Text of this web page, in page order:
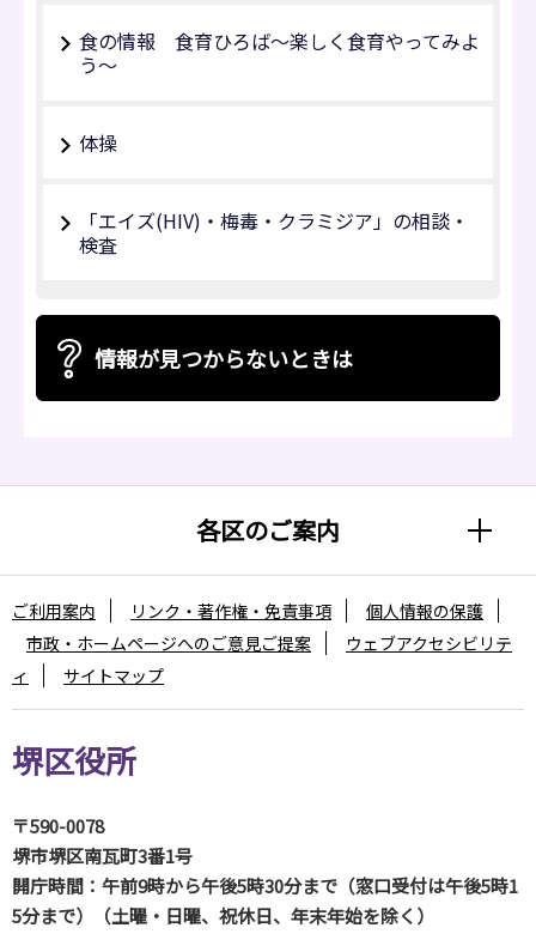
食の情報 食育ひろば～楽しく食育やってみよ
う～
体操
「エイズ(HIV)・梅毒・クラミジア」の相談・
検査
情報が見つからないときは
各区のご案内
堺区役所
〒590-0078
堺市堺区南瓦町3番1号
開庁時間：午前9時から午後5時30分まで（窓口受付は午後5時1
5分まで）（土曜・日曜、祝休日、年末年始を除く）
ご利用案内 リンク・著作権・免責事項
個人情報の保護
市政・ホームページへのご意見ご提案
ウェブアクセシビリテ
ィ
サイトマップ